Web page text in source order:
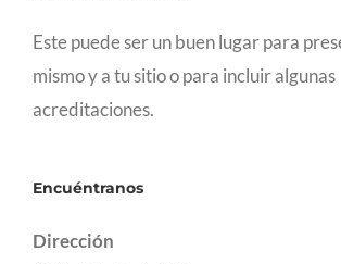
Este puede ser un buen lugar para
mismo y a tu sitio o para incluir algunas
acreditaciones.
Encuéntranos
Dirección